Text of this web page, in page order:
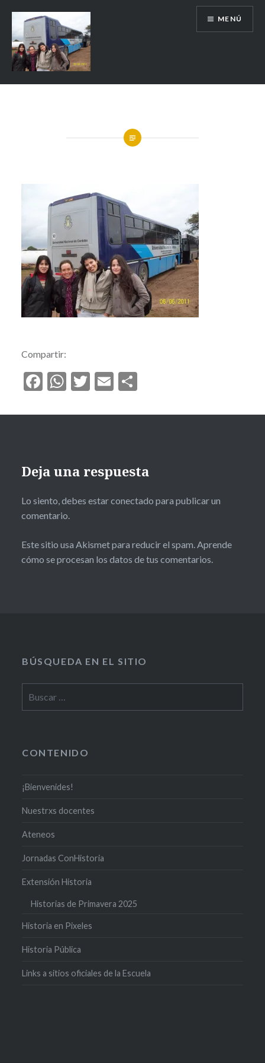
Escuela de Historia
MENÚ
Compartir:
Facebook
WhatsApp
Twitter
EmailCompartir
Deja una respuesta
Lo siento, debes estarconectado para publicar un
comentario.
Este sitio usa Akismet para reducir el spam.Aprende
cómo se procesan los datos de tus comentarios.
BÚSQUEDA EN EL SITIO
CONTENIDO
¡Bienvenides!
Nuestrxs docentes
Ateneos
Jornadas ConHistoria
Extensión Historia
Historias de Primavera 2025
Historia en Pixeles
Historia Pública
Links a sitios oficiales de la Escuela